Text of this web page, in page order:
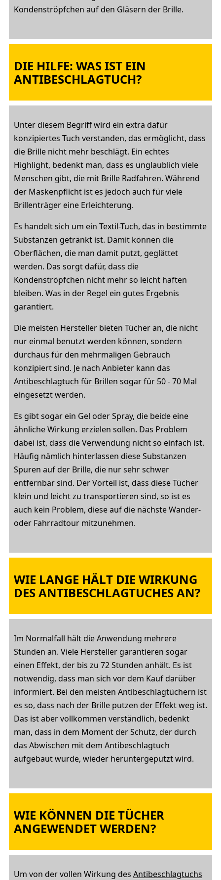
Kondenströpfchen auf den Gläsern der Brille.
DIE HILFE: WAS IST EIN
ANTIBESCHLAGTUCH?
Unter diesem Begriff wird ein extra dafür
konzipiertes Tuch verstanden, das ermöglicht, dass
die Brille nicht mehr beschlägt. Ein echtes
Highlight, bedenkt man, dass es unglaublich viele
Menschen gibt, die mit Brille Radfahren. Während
der Maskenpflicht ist es jedoch auch für viele
Brillenträger eine Erleichterung.
Es handelt sich um ein Textil-Tuch, das in bestimmte
Substanzen getränkt ist. Damit können die
Oberflächen, die man damit putzt, geglättet
werden. Das sorgt dafür, dass die
Kondenströpfchen nicht mehr so leicht haften
bleiben. Was in der Regel ein gutes Ergebnis
garantiert.
Die meisten Hersteller bieten Tücher an, die nicht
nur einmal benutzt werden können, sondern
durchaus für den mehrmaligen Gebrauch
konzipiert sind. Je nach Anbieter kann das
Antibeschlagtuch für Brillen sogar für 50 - 70 Mal
eingesetzt werden.
Es gibt sogar ein Gel oder Spray, die beide eine
ähnliche Wirkung erzielen sollen. Das Problem
dabei ist, dass die Verwendung nicht so einfach ist.
Häufig nämlich hinterlassen diese Substanzen
Spuren auf der Brille, die nur sehr schwer
entfernbar sind. Der Vorteil ist, dass diese Tücher
klein und leicht zu transportieren sind, so ist es
auch kein Problem, diese auf die nächste Wander-
oder Fahrradtour mitzunehmen.
WIE LANGE HÄLT DIE WIRKUNG
DES ANTIBESCHLAGTUCHES AN?
Im Normalfall hält die Anwendung mehrere
Stunden an. Viele Hersteller garantieren sogar
einen Effekt, der bis zu 72 Stunden anhält. Es ist
notwendig, dass man sich vor dem Kauf darüber
informiert. Bei den meisten Antibeschlagtüchern ist
es so, dass nach der Brille putzen der Effekt weg ist.
Das ist aber vollkommen verständlich, bedenkt
man, dass in dem Moment der Schutz, der durch
das Abwischen mit dem Antibeschlagtuch
aufgebaut wurde, wieder heruntergeputzt wird.
WIE KÖNNEN DIE TÜCHER
ANGEWENDET WERDEN?
Um von der vollen Wirkung des Antibeschlagtuchs